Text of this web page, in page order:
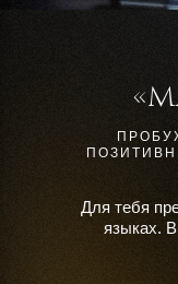
Для тебя
языкaх.